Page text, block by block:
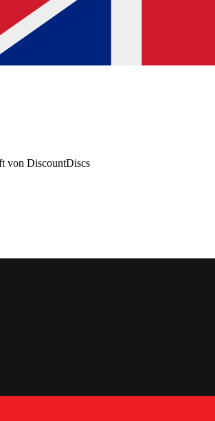
von DiscountDiscs